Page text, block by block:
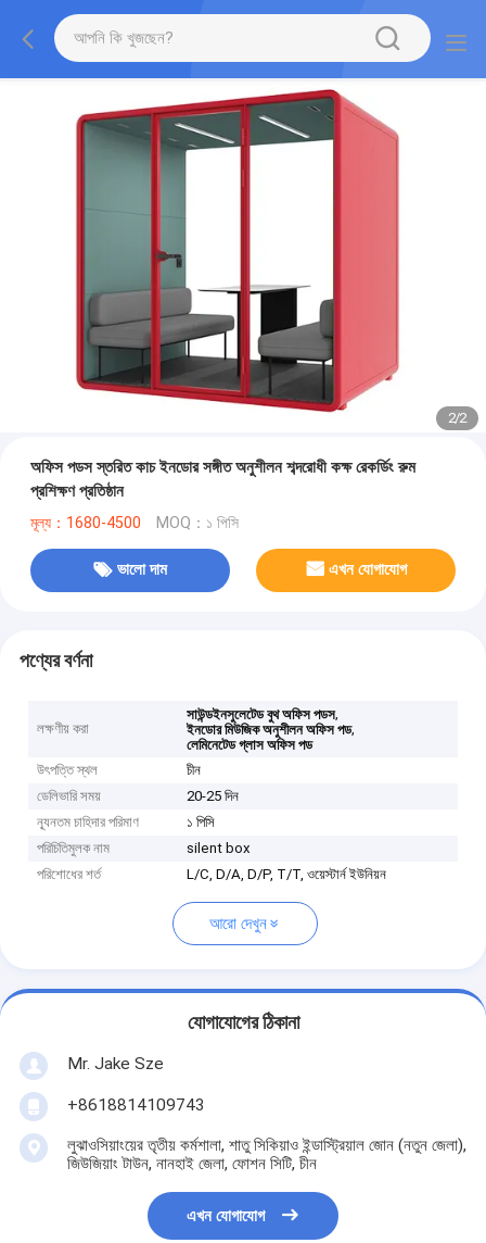
2/2
অফিস পডস স্তরিত কাচ ইনডোর সঙ্গীত অনুশীলন শব্দরোধী কক্ষ রেকর্ডিং রুম
প্রশিক্ষণ প্রতিষ্ঠান
মূল্য：1680-4500 MOQ：১ পিসি
ভালো দাম এখন যোগাযোগ
পণ্যের বর্ণনা
লক্ষণীয় করা
সাউন্ডইনসুলেটেড বুথ অফিস পডস,
ইনডোর মিউজিক অনুশীলন অফিস পড,
লেমিনেটেড গ্লাস অফিস পড
উৎপত্তি স্থল
চীন
ডেলিভারি সময়
20-25 দিন
ন্যূনতম চাহিদার পরিমাণ
১ পিসি
পরিচিতিমুলক নাম
silent box
পরিশোধের শর্ত
L/C, D/A, D/P, T/T, ওয়েস্টার্ন ইউনিয়ন
আরো দেখুন
যোগাযোগের ঠিকানা
Mr. Jake Sze
+8618814109743
লুঝাওসিয়াংয়ের তৃতীয় কর্মশালা, শাতু সিকিয়াও ইন্ডাস্ট্রিয়াল জোন (নতুন জেলা),
জিউজিয়াং টাউন, নানহাই জেলা, ফোশন সিটি, চীন
এখন যোগাযোগ